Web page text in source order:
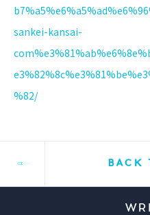
sankei-kansai-
%82/
BACK